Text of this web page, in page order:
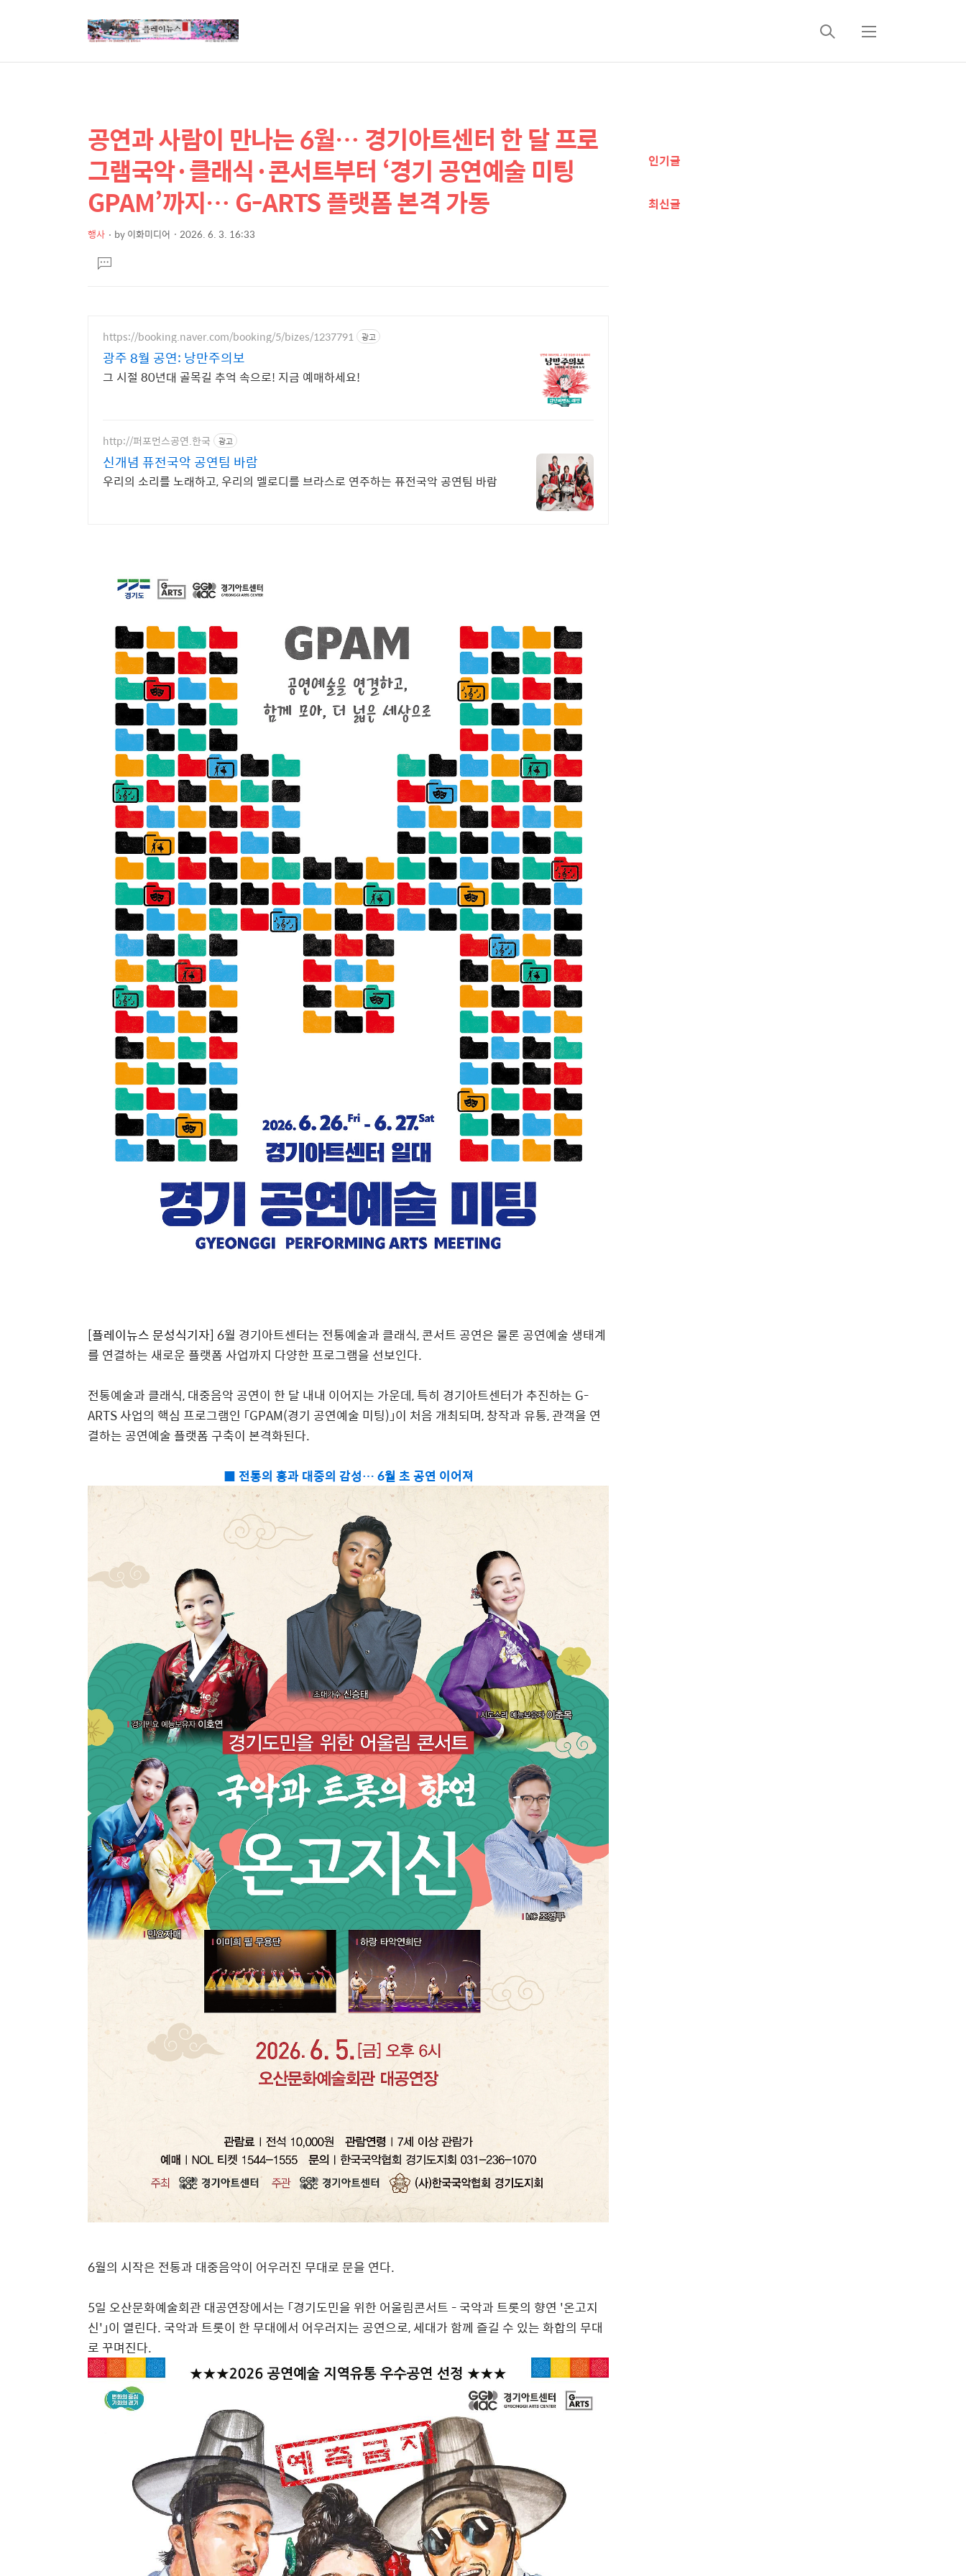
검
메
상
세
컨
텐
츠
본
문
제
공연과 사람이 만나는 6월… 경기아트센터 한 달 프로
그램국악·클래식·콘서트부터 ‘경기 공연예술 미팅
GPAM’까지… G-ARTS 플랫폼 본격 가동
행사 by이화미디어 2026. 6. 3. 16:33
문댓
글
https://booking.naver.com/booking/5/bizes/1237791 광고
광주 8월 공연: 낭만주의보
그 시절 80년대 골목길 추억 속으로! 지금 예매하세요!
http://퍼포먼스공연.한국 광고
신개념 퓨전국악 공연팀 바람
우리의 소리를 노래하고, 우리의 멜로디를 브라스로 연주하는 퓨전국악 공연팀 바람
[플레이뉴스 문성식기자] 6월 경기아트센터는 전통예술과 클래식,콘서트 공연은 물론 공연예술 생태계
를 연결하는 새로운 플랫폼 사업까지 다양한 프로그램을 선보인다.
전통예술과 클래식,대중음악 공연이 한 달 내내 이어지는 가운데,특히 경기아트센터가 추진하는 G-
ARTS사업의 핵심 프로그램인 「GPAM(경기 공연예술 미팅)」이 처음 개최되며,창작과 유통,관객을 연
결하는 공연예술 플랫폼 구축이 본격화된다.
■ 전통의 흥과 대중의 감성… 6월 초 공연 이어져
6월의 시작은 전통과 대중음악이 어우러진 무대로 문을 연다.
5일 오산문화예술회관 대공연장에서는 「경기도민을 위한 어울림콘서트-국악과 트롯의 향연 '온고지
신'」이 열린다. 국악과 트롯이 한 무대에서 어우러지는 공연으로,세대가 함께 즐길 수 있는 화합의 무대
로 꾸며진다.
가
보
인기글
최신글